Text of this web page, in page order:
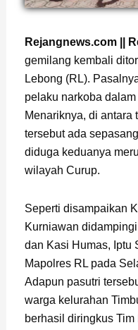
Rejangnews.com ||
gemilang kembali
Lebong (RL).
pelaku narkoba
Menariknya, di antara
tersebut ada
diduga keduanya
wilayah Curup.
Seperti disampaikan
Kurniawan
dan Kasi Humas, Iptu
Mapolres RL pada
Adapun pasutri
warga kelurahan
berhasil diringkus